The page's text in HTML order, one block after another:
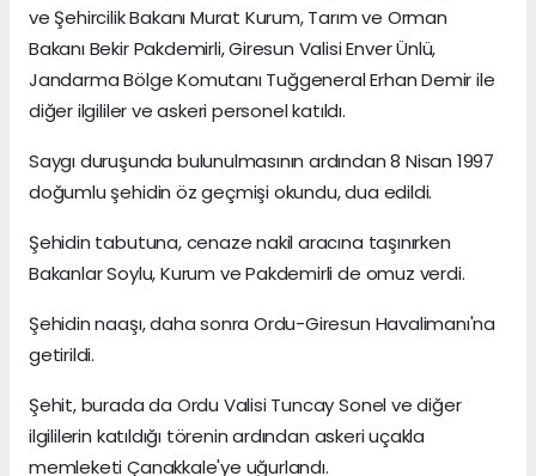
ve Şehircilik Bakanı Murat Kurum, Tarım ve Orman
Bakanı Bekir Pakdemirli, Giresun Valisi Enver Ünlü,
Jandarma Bölge Komutanı Tuğgeneral Erhan Demir ile
diğer ilgililer ve askeri personel katıldı.
Saygı duruşunda bulunulmasının ardından 8 Nisan 1997
doğumlu şehidin öz geçmişi okundu, dua edildi.
Şehidin tabutuna, cenaze nakil aracına taşınırken
Bakanlar Soylu, Kurum ve Pakdemirli de omuz verdi.
Şehidin naaşı, daha sonra Ordu-Giresun Havalimanı'na
getirildi.
Şehit, burada da Ordu Valisi Tuncay Sonel ve diğer
ilgililerin katıldığı törenin ardından askeri uçakla
memleketi Çanakkale'ye uğurlandı.